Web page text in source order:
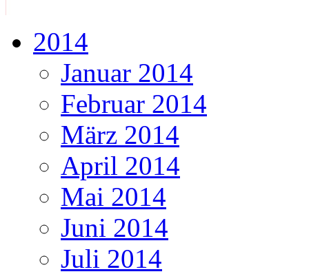
2014
Januar 2014
Februar 2014
März 2014
April 2014
Mai 2014
Juni 2014
Juli 2014